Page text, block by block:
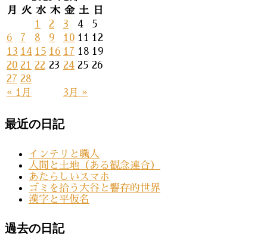
月
火 水 木 金 土 日
« 1月 3月 »
1 2 3 4
5
6
7 8 9 10 11 12
13 14 15 16 17 18 19
20 21 22 23 24 25 26
27 28
最近の日記
インテリと職人
人間と土地（ある観念連合）
あたらしいスマホ
ゴミを拾う大谷と響存的世界
漢字と平仮名
過去の日記